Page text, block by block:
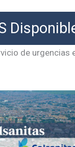
de urgencias